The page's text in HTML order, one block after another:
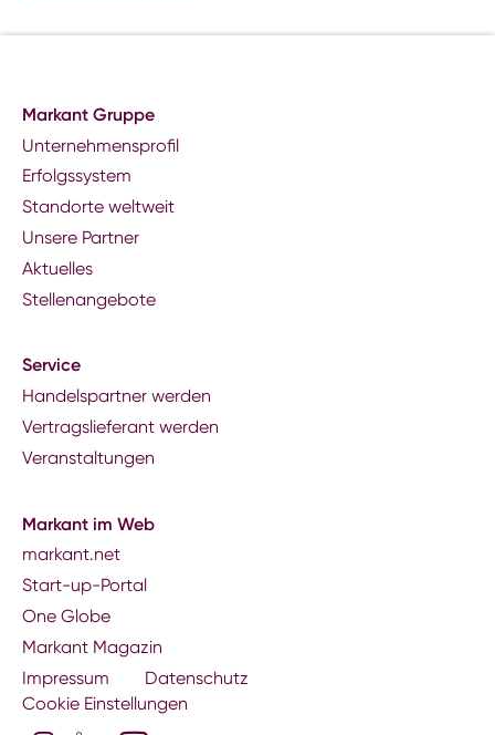
Markant Gruppe
Unternehmensprofil
Erfolgssystem
Standorte weltweit
Unsere Partner
Aktuelles
Stellenangebote
Service
Handelspartner werden
Vertragslieferant werden
Veranstaltungen
Markant im Web
markant.net
Start-up-Portal
One Globe
Markant Magazin
Impressum
Datenschutz
Cookie Einstellungen